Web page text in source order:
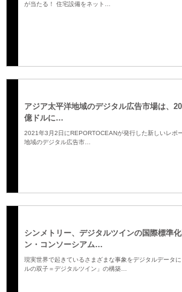
が当たる！ 住宅設備をネット…
アジア太平洋地域のデジタル広告市場は、
億ドルに…
2021年3月2日にREPORTOCEANが発行した新しいレポ
地域のデジタル広告市…
シンメトリー、デジタルツインの国際標準
ン・コンソーシアム…
現実世界で起きているさまざまな事象をデジタルデータ
ルの双子＝デジタルツイン」の構築…